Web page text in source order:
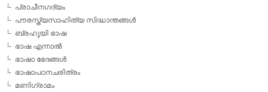
പ്രാചീനഗദ്യം
പൗരസ്ത്യസാഹിത്യ സിദ്ധാന്തങ്ങള്‍
ബ്രഹൂയി ഭാഷ
ഭാഷ എന്നാല്‍
ഭാഷാ ഭേദങ്ങള്‍
ഭാഷാപഠനചരിത്രം
മണിഗ്രാമം